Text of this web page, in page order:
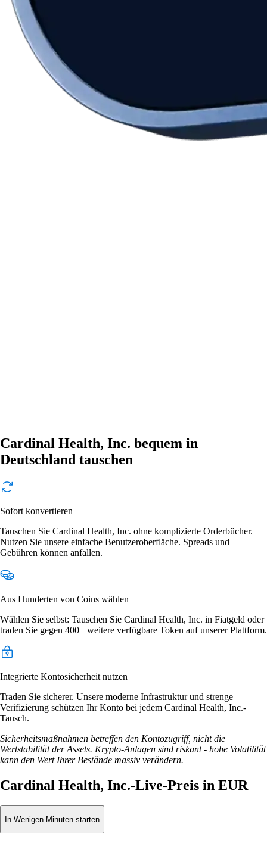
Cardinal Health, Inc. bequem in
Deutschland tauschen
Sofort konvertieren
Tauschen Sie Cardinal Health, Inc. ohne komplizierte Orderbücher.
Nutzen Sie unsere einfache Benutzeroberfläche. Spreads und
Gebühren können anfallen.
Aus Hunderten von Coins wählen
Wählen Sie selbst: Tauschen Sie Cardinal Health, Inc. in Fiatgeld oder
traden Sie gegen 400+ weitere verfügbare Token auf unserer Plattform.
Integrierte Kontosicherheit nutzen
Traden Sie sicherer. Unsere moderne Infrastruktur und strenge
Verifizierung schützen Ihr Konto bei jedem Cardinal Health, Inc.-
Tausch.
Sicherheitsmaßnahmen betreffen den Kontozugriff, nicht die
Wertstabilität der Assets. Krypto-Anlagen sind riskant - hohe Volatilität
kann den Wert Ihrer Bestände massiv verändern.
Cardinal Health, Inc.-Live-Preis in EUR
In Wenigen Minuten starten